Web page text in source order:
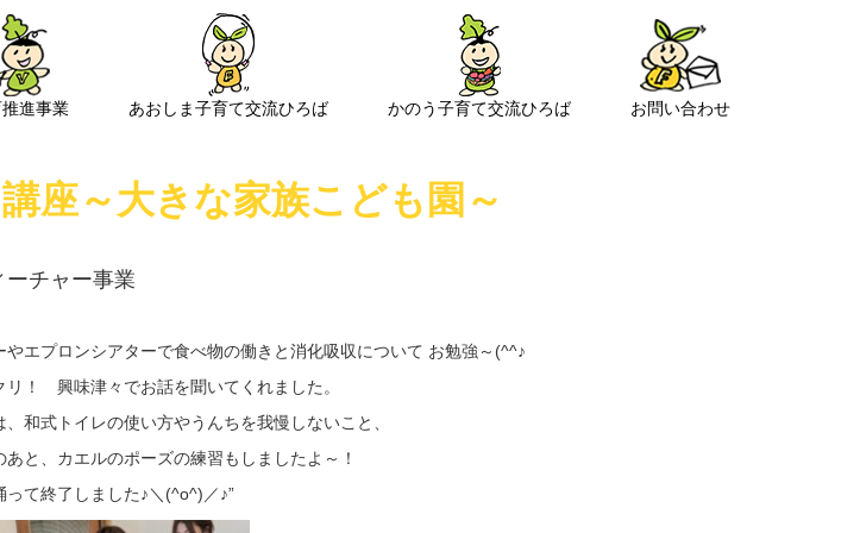
進事業 あおしま子育て交流ひろば かのう子育て交流ひろば お問い合わせ
座～大きな家族こども園～
チャー事業
エプロンシアターで食べ物の働きと消化吸収について お勉強～(^^♪
！ 興味津々でお話を聞いてくれました。
和式トイレの使い方やうんちを我慢しないこと、
と、カエルのポーズの練習もしましたよ～！
て終了しました♪＼(^o^)／♪”